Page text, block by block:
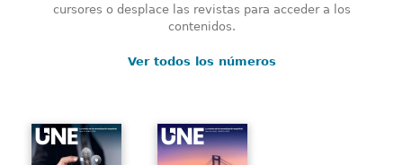
cursores o desplace las revistas para acceder a los
contenidos.
Ver todos los números